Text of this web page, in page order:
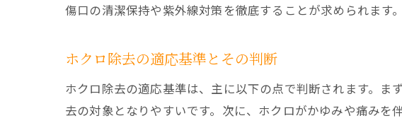
ホク
費
長
傷口の清潔保持や紫外線対策を徹底することが求められます。
ホクロ除去の適応基準とその判断
ホクロ除去の適応基準は、主に以下の点で判断されます。
去の対象となりやすいです。次に、ホクロがかゆみや痛み